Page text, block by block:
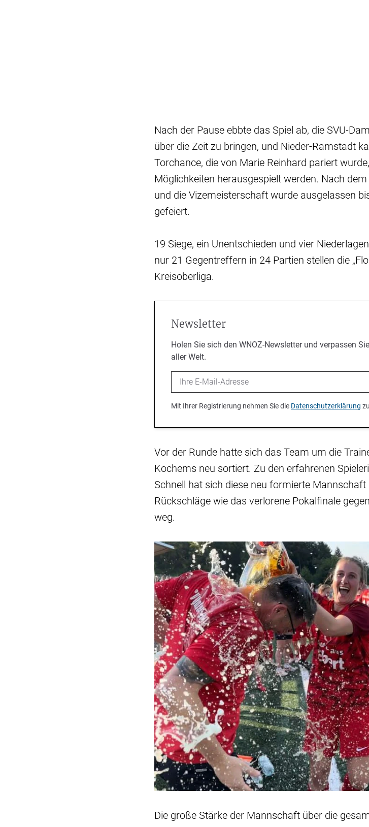
Nach der Pause ebbte das Spiel ab, die SVU-
über die Zeit zu bringen, und Nieder-Ramstadt
Torchance, die von Marie Reinhard pariert
Möglichkeiten herausgespielt werden. Nach
und die Vizemeisterschaft wurde ausgelassen
gefeiert.
19 Siege, ein Unentschieden und vier
nur 21 Gegentreffern in 24 Partien stellen die
Kreisoberliga.
Newsletter
Holen Sie sich den WNOZ-Newsletter und verpassen
aller Welt.
Email
Mit Ihrer Registrierung nehmen Sie die Datenschutzerklärung
Vor der Runde hatte sich das Team um die
Kochems neu sortiert. Zu den erfahrenen
Schnell hat sich diese neu formierte
Rückschläge wie das verlorene Pokalfinale
weg.
Die große Stärke der Mannschaft über die